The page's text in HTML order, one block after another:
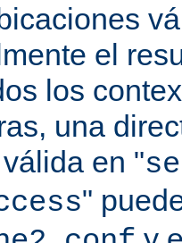
el
los
una
en "
"